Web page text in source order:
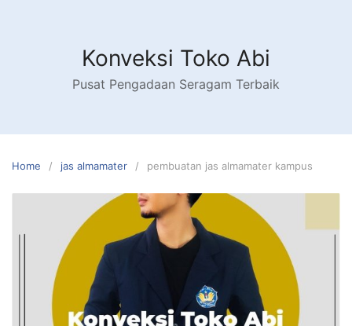
Konveksi Toko Abi
Pusat Pengadaan Seragam Terbaik
Home jas almamater pembuatan jas almamater kampus